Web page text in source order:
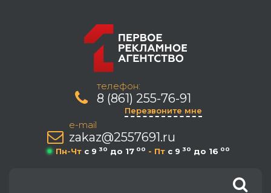
телефон:
8 (861) 255-76-91
Перезвоните мне
e-mail
zakaz@2557691.ru
Пн-Чт c 9 30 до 17 00 - Пт c 9 30 до 16 00